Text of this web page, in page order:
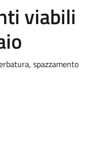
viabili
spazzamento